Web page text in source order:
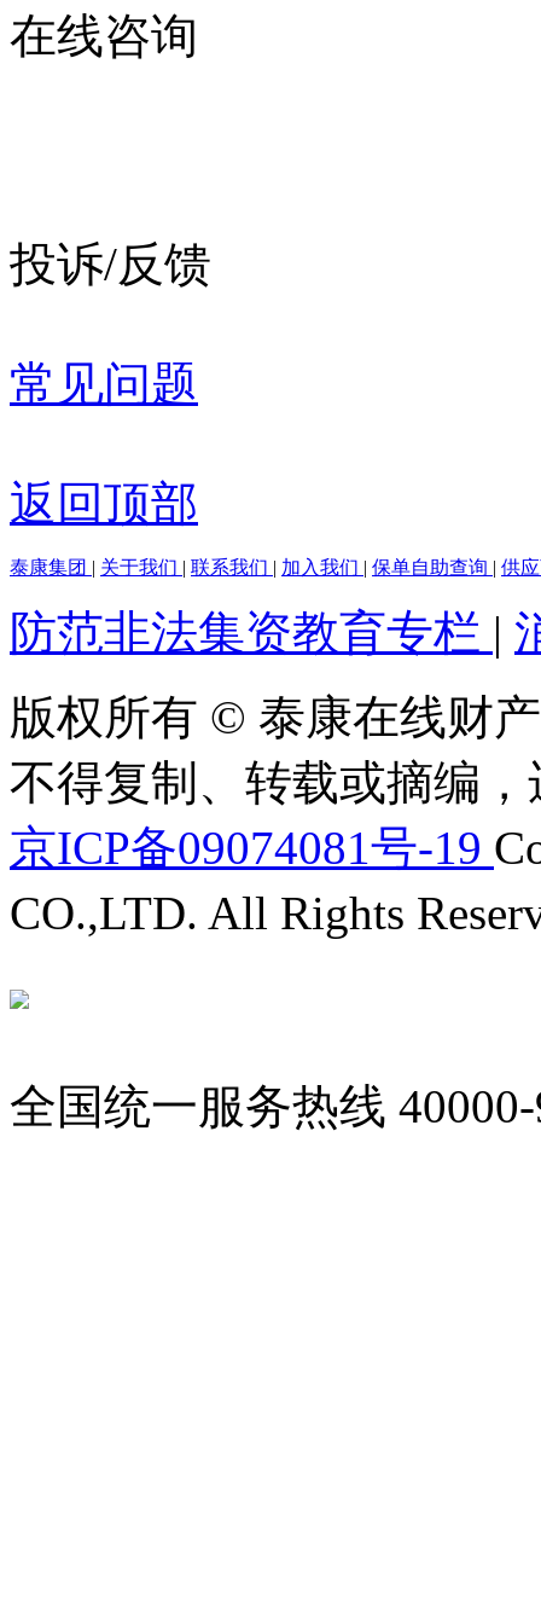
在线咨询
投诉/反馈
常见问题
返回顶部
泰康集团 | 关于我们 | 联系我们 | 加入我们 | 保单自助查询 | 供
防范非法集资教育专栏 |
版权所有 © 泰康在线财
不得复制、转载或摘编
京ICP备09074081号-19
CO.,LTD. All Rights
全国统一服务热线